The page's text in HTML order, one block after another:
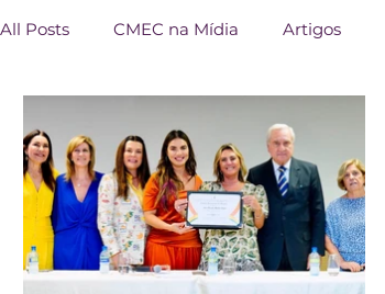
All Posts CMEC na Mídia Artigos